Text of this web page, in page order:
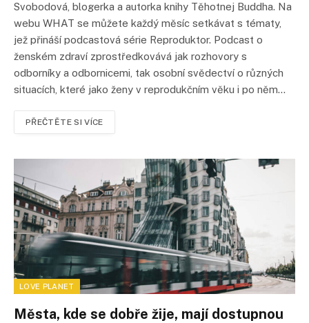
Svobodová, blogerka a autorka knihy Těhotnej Buddha. Na
webu WHAT se můžete každý měsíc setkávat s tématy,
jež přináší podcastová série Reproduktor. Podcast o
ženském zdraví zprostředkovává jak rozhovory s
odborníky a odbornicemi, tak osobní svědectví o různých
situacích, které jako ženy v reprodukčním věku i po něm…
PŘEČTĚTE SI VÍCE
LOVE PLANET
Města, kde se dobře žije, mají dostupnou